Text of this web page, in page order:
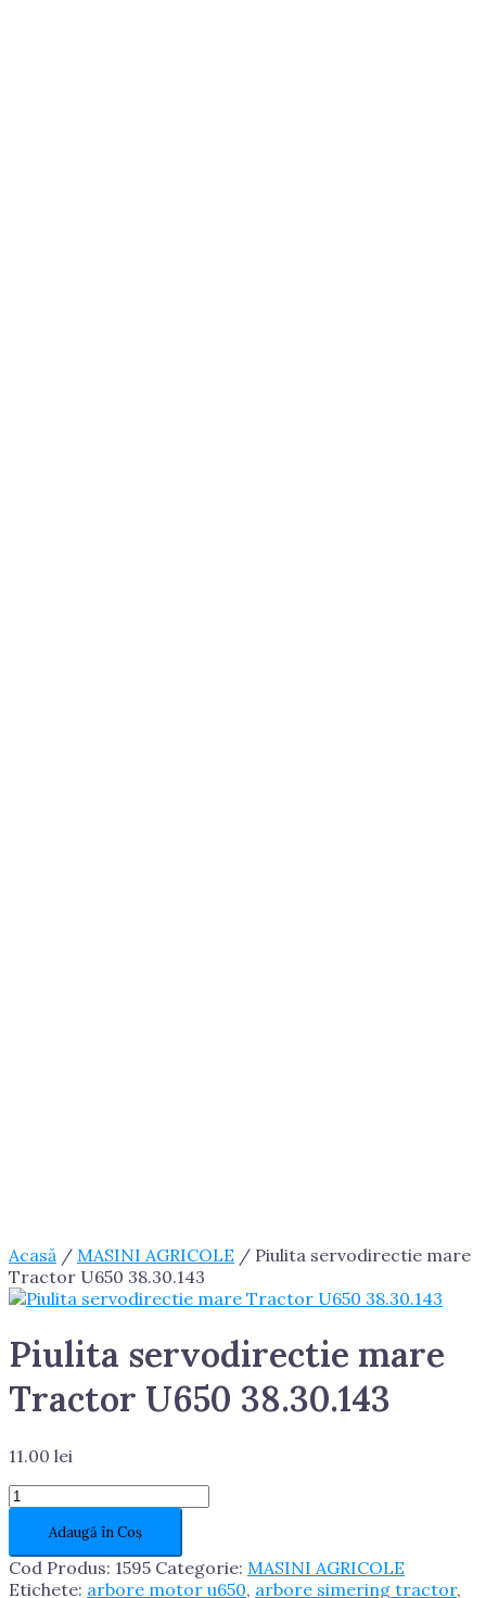
Acasă / MASINI AGRICOLE / Piulita servodirectie mare
Tractor U650 38.30.143
Piulita servodirectie mare
Tractor U650 38.30.143
11.00 lei
Cantitate
Piulita
servodirectie
mare
Tractor
Adaugă în Coș
Cod Produs: 1595 Categorie: MASINI AGRICOLE
Etichete: arbore motor u650, arbore simering tractor,